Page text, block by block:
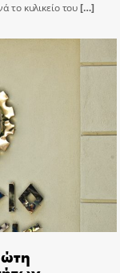
το κυλικείο του[…]